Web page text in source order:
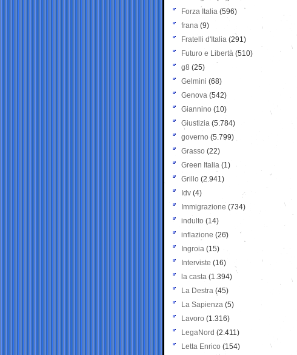
Forza Italia (596)
frana (9)
Fratelli d'Italia (291)
Futuro e Libertà (510)
g8 (25)
Gelmini (68)
Genova (542)
Giannino (10)
Giustizia (5.784)
governo (5.799)
Grasso (22)
Green Italia (1)
Grillo (2.941)
Idv (4)
Immigrazione (734)
indulto (14)
inflazione (26)
Ingroia (15)
Interviste (16)
la casta (1.394)
La Destra (45)
La Sapienza (5)
Lavoro (1.316)
LegaNord (2.411)
Letta Enrico (154)